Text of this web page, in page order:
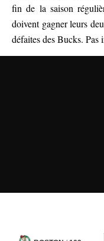
fin de la saison
doivent gagner leurs
défaites des Bucks.